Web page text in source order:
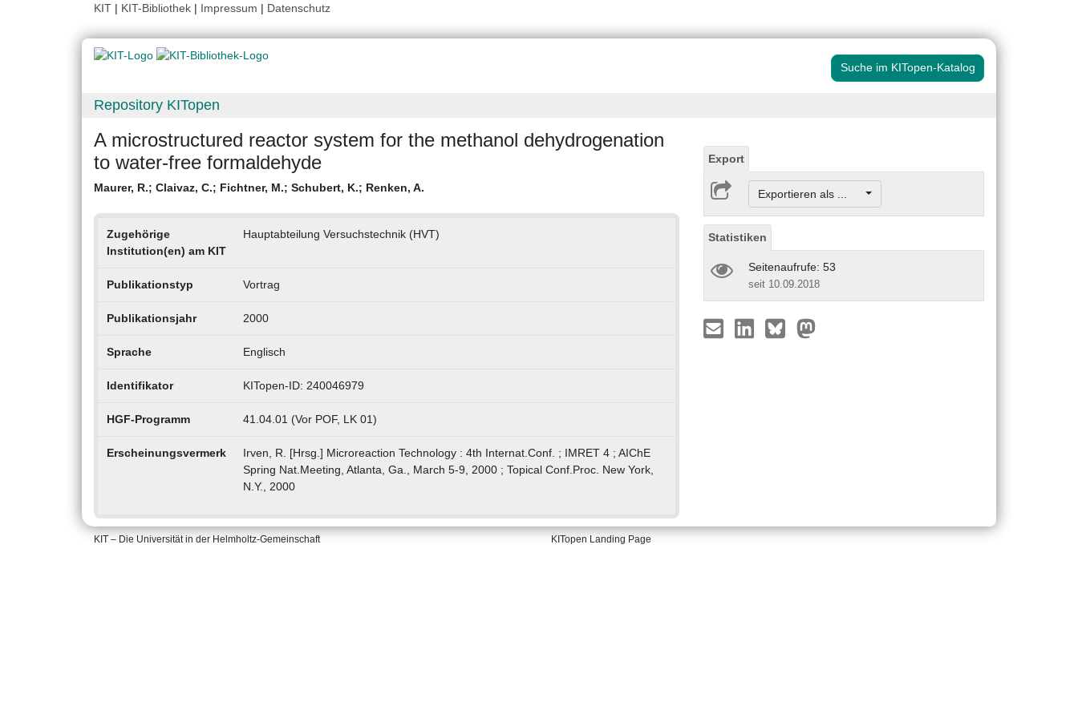
KIT | KIT-Bibliothek | Impressum | Datenschutz
Suche im KITopen-Katalog
Repository KITopen
A microstructured reactor system for the methanol dehydrogenation
to water-free formaldehyde
Maurer, R.; Claivaz, C.; Fichtner, M.; Schubert, K.; Renken, A.
Zugehörige
Institution(en) am KIT
Hauptabteilung Versuchstechnik (HVT)
Publikationstyp Vortrag
Publikationsjahr 2000
Sprache Englisch
Identifikator KITopen-ID: 240046979
HGF-Programm 41.04.01 (Vor POF, LK 01)
Erscheinungsvermerk
Irven, R. [Hrsg.] Microreaction Technology : 4th Internat.Conf. ; IMRET 4 ; AIChE
Spring Nat.Meeting, Atlanta, Ga., March 5-9, 2000 ; Topical Conf.Proc. New York,
N.Y., 2000
Export
Exportieren als ...
Statistiken
Seitenaufrufe: 53
seit 10.09.2018
KIT – Die Universität in der Helmholtz-Gemeinschaft KITopen Landing Page